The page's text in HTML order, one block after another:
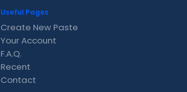
Useful Pages
Create New Paste
Your Account
F.A.Q.
Recent
Contact